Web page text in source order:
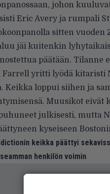
johon
Eric Avery ja rumpali
sitten vuoden
jäi kuitenkin
päätään. Tilanne
yritti lyödä kitaristi
Keikka loppui siihen ja
Muusikot eivät
julkisesti, mutta
kyseiseen
keikka päättyi
henkilön voimin